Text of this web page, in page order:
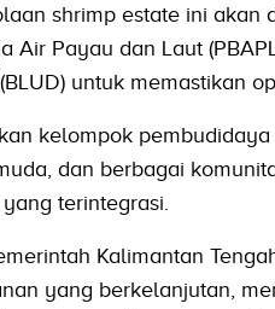
shrimp estate ini akan
Air Payau dan Laut
untuk memastikan
kelompok
dan berbagai
terintegrasi.
Kalimantan
yang berkelanjutan,